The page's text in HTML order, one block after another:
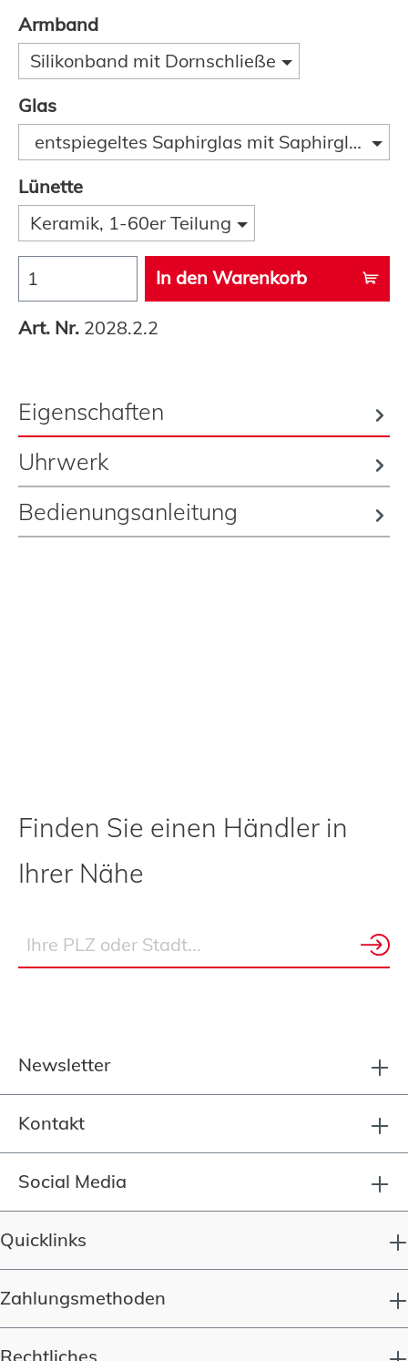
Armband
Silikonband mit Dornschließe
Glas
entspiegeltes Saphirglas mit Saphirglaslupe
Lünette
Keramik, 1-60er Teilung
In den Warenkorb
Art. Nr. 2028.2.2
Eigenschaften
Uhrwerk
Bedienungsanleitung
Finden Sie einen Händler in
Ihrer Nähe
Newsletter
Kontakt
Social Media
Quicklinks
Zahlungsmethoden
Rechtliches